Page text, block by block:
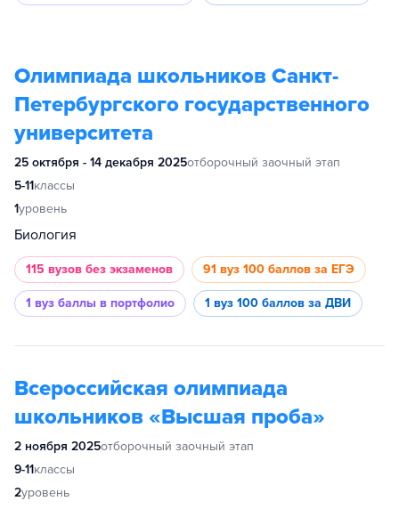
Олимпиада школьников Санкт-
Петербургского государственного
университета
25 октября - 14 декабря 2025отборочный заочный этап
5-11классы
1уровень
Биология
115 вузов без экзаменов 91 вуз 100 баллов за ЕГЭ
1 вуз баллы в портфолио 1 вуз 100 баллов за ДВИ
Всероссийская олимпиада
школьников «Высшая проба»
2 ноября 2025отборочный заочный этап
9-11классы
2уровень